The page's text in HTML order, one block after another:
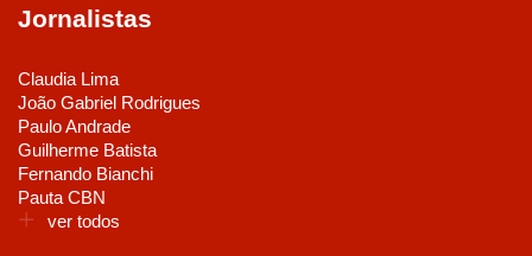
Jornalistas
Claudia Lima
João Gabriel Rodrigues
Paulo Andrade
Guilherme Batista
Fernando Bianchi
Pauta CBN
ver todos